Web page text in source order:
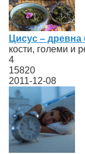
Цисус – древна
кости, големи и
4
15820
2011-12-08